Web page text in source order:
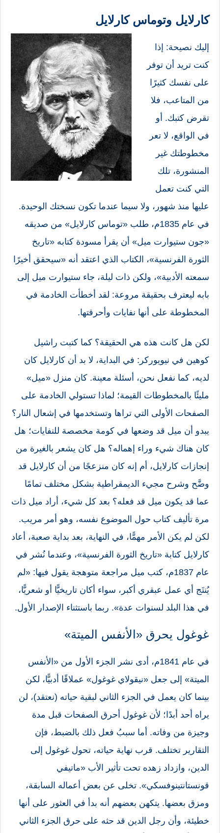
كارلايل وتوماس كارلايل
إليك نصيحة: إذا
كنت تريد أن توفر
على نفسك كثيرًا
من المتاعب، فلا
تقرض كتبك. أو
في الواقع، لا تعر
مخطوطتك غير
المنشورة، تلك
التي كنت تعمل
عليها منذ شهور، ولا سيما عندما تكون نسختك الوحيدة.
في عام 1835م، طلب «توماس كارلايل» من صديقه
«جون ستيوارت ميل» أن يقرأ مسودة كتابه «تاريخ
الثورة الفرنسية»، الكتاب الذي اعتقد أنه «سيحقق أخيرًا
سمعته الأدبية»، ولكن ذات ليلة، جاء ستيوارت ميل إلى
بابه ليعترف بحقيقة مروعة: لقد أخطأت الخادمة في
المخطوطة على أنها نفايات وأحرقتها.
لكن هل كانت هذه هي الحقيقة؟ كما كتبت راشيل
كوهين في نيويوركر: في البداية، لا بد أن كارلايل كان
لديه، كما نفعل نحن، أسئلة معينة. كان منزل «ميل»
مليئًا بالمخطوطات القيمة؛ لماذا تستولي الخادمة على
الصفحات الأولى التي تراها وتستخدمها في إشعال النار؟
يبدو أن ميل قد وضعها في كومة مخصصة للنفايات؛ هل
كان هناك شيء وراء إهماله؟ هل كان يشعر بالغيرة من
إنجازات كارلايل، أم إنه كان منزعجًا من أن كارلايل قد
وضَّح وشرح مجيء الديمقراطية بشكل مختلف تمامًا
عما قد يكون ميل قد فعله؟ بعد كل شيء، أراد ميل ذات
مرة تأليف كتاب حول الموضوع نفسه، وهو أمر مريب.
لكن لم يكن الأمر مهمًّا، في النهاية، بعد بداية صعبة، أعاد
كارلايل كتابة «تاريخ الثورة الفرنسية»، وعندما نُشر في
عام 1837م، كتب ميل مراجعة متوهجة يقول فيها: «لم
يُنتَج أي عمل عبقري أكبر، سواء أكان تاريخيًّا أو شعريًّا،
في هذا البلد لسنوات عدة». ربما باستثناء الإصدار الأول.
غوغول يحرق «الأنفس الميتة»
في عام 1841م، أدى نشر الجزء الأول من «الأنفس
الميتة» إلى جعل «نيقولاي غوغول» عملاقًا أدبيًّا، لكن
بينما كان يعمل في الجزء الثاني لبقية حياته (نعتقد)، لن
يراه أحد أبدًا؛ لأن غوغول أحرق الصفحات قبل مدة
وجيزة من وفاته. أما سببُ فعل ذلك بالضبط، فإن
التقارير تختلف. قرب نهاية حياته، تحول غوغول إلى
الدين، وازداد زهده تحت تأثير الأب «ماتيفي
قونستانتينوفسكي». تخلى عن بعض أعماله السابقة،
ومزق بعضها. يتكهن بعضهم أنه بدأ في العثور على أنها
خطيئة، وأن رجل الدين قد حثه على حرق الجزء الثاني